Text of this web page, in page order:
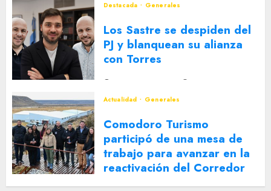
Destacada Generales
Los Sastre se despiden del
PJ y blanquean su alianza
con Torres
Actualidad
Generales
Comodoro Turismo
participó de una mesa de
trabajo para avanzar en la
reactivación del Corredor
Turístico Integrado